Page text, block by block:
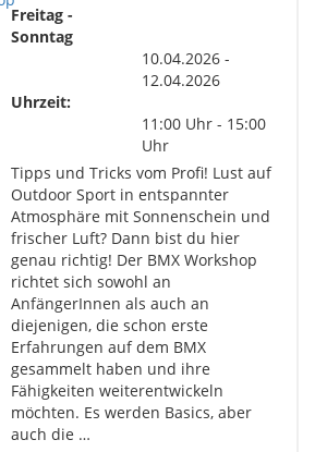
Freitag -
Sonntag
10.04.2026 -
12.04.2026
Uhrzeit:
11:00 Uhr - 15:00
Uhr
Tipps und Tricks vom Profi! Lust auf
Outdoor Sport in entspannter
Atmosphäre mit Sonnenschein und
frischer Luft? Dann bist du hier
genau richtig! Der BMX Workshop
richtet sich sowohl an
AnfängerInnen als auch an
diejenigen, die schon erste
Erfahrungen auf dem BMX
gesammelt haben und ihre
Fähigkeiten weiterentwickeln
möchten. Es werden Basics, aber
auch die …